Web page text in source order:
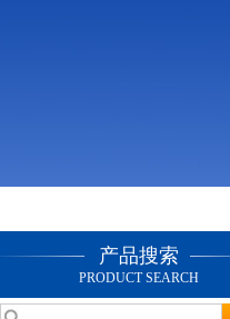
产品搜索
PRODUCT SEARCH